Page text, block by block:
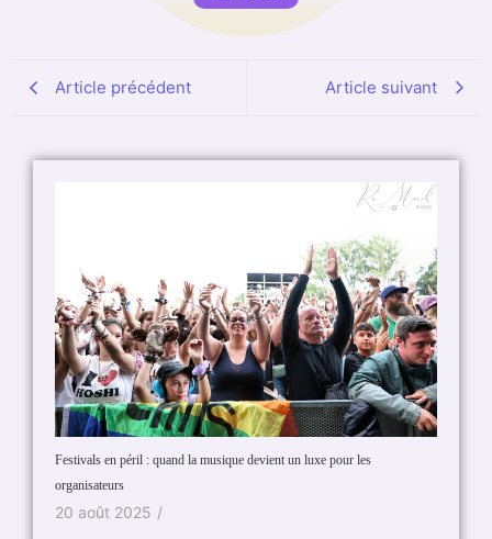
Article précédent Article suivant
Festivals en péril : quand la musique devient un luxe pour les
organisateurs
20 août 2025 /